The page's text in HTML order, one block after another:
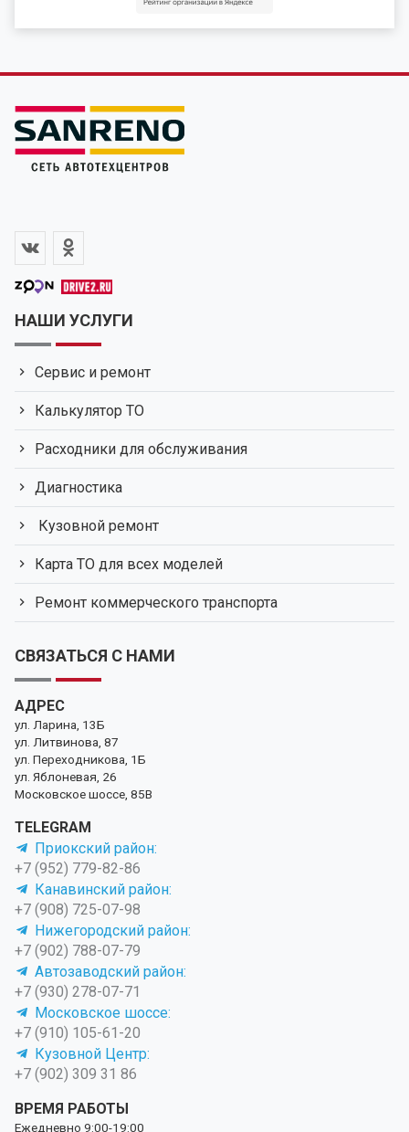
НАШИ УСЛУГИ
Сервис и ремонт
Калькулятор ТО
Расходники для обслуживания
Диагностика
Кузовной ремонт
Карта ТО для всех моделей
Ремонт коммерческого транспорта
СВЯЗАТЬСЯ С НАМИ
АДРЕС
ул. Ларина, 13Б
ул. Литвинова, 87
ул. Переходникова, 1Б
ул. Яблоневая, 26
Московское шоссе, 85В
TELEGRAM
Приокский район:
+7 (952) 779-82-86
Канавинский район:
+7 (908) 725-07-98
Нижегородский район:
+7 (902) 788-07-79
Автозаводский район:
+7 (930) 278-07-71
Московское шоссе:
+7 (910) 105-61-20
Кузовной Центр:
+7 (902) 309 31 86
ВРЕМЯ РАБОТЫ
Ежедневно 9:00-19:00